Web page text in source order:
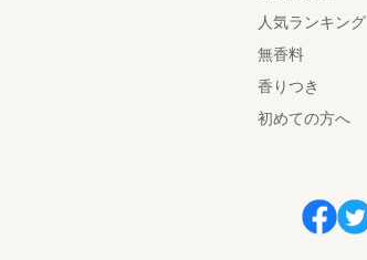
人気ランキング
無香料
香りつき
初めての方へ